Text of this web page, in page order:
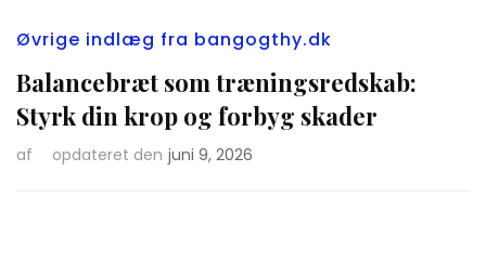
Øvrige indlæg fra bangogthy.dk
Balancebræt som træningsredskab:
Styrk din krop og forbyg skader
af opdateret den juni 9, 2026